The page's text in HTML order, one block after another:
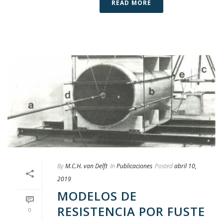
READ MORE
0
ByM.C.H. van Delft In Publicaciones Postedabril 10,
2019
MODELOS DE
RESISTENCIA POR FUSTE